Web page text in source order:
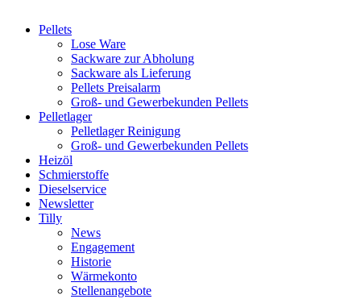
Pellets
Lose Ware
Sackware zur Abholung
Sackware als Lieferung
Pellets Preisalarm
Groß- und Gewerbekunden Pellets
Pelletlager
Pelletlager Reinigung
Groß- und Gewerbekunden Pellets
Heizöl
Schmierstoffe
Dieselservice
Newsletter
Tilly
News
Engagement
Historie
Wärmekonto
Stellenangebote